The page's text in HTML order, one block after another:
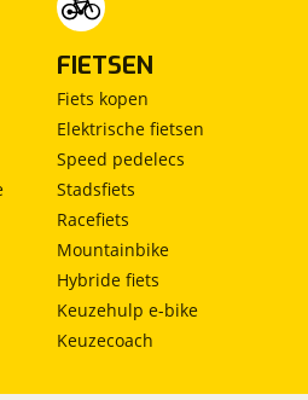
FIETSEN
Fiets kopen
Elektrische fietsen
Speed pedelecs
Stadsfiets
Racefiets
Mountainbike
Hybride fiets
Keuzehulp e-bike
Keuzecoach